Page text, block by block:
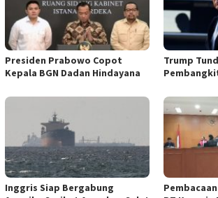
Presiden Prabowo Copot
Kepala BGN Dadan Hindayana
Trump
Inggris Siap Bergabung